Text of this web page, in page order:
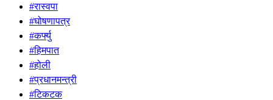
#रास्वपा
#घोषणापत्र
#कर्फ्यु
#हिमपात
#होली
#प्रधानमन्त्री
#टिकटक